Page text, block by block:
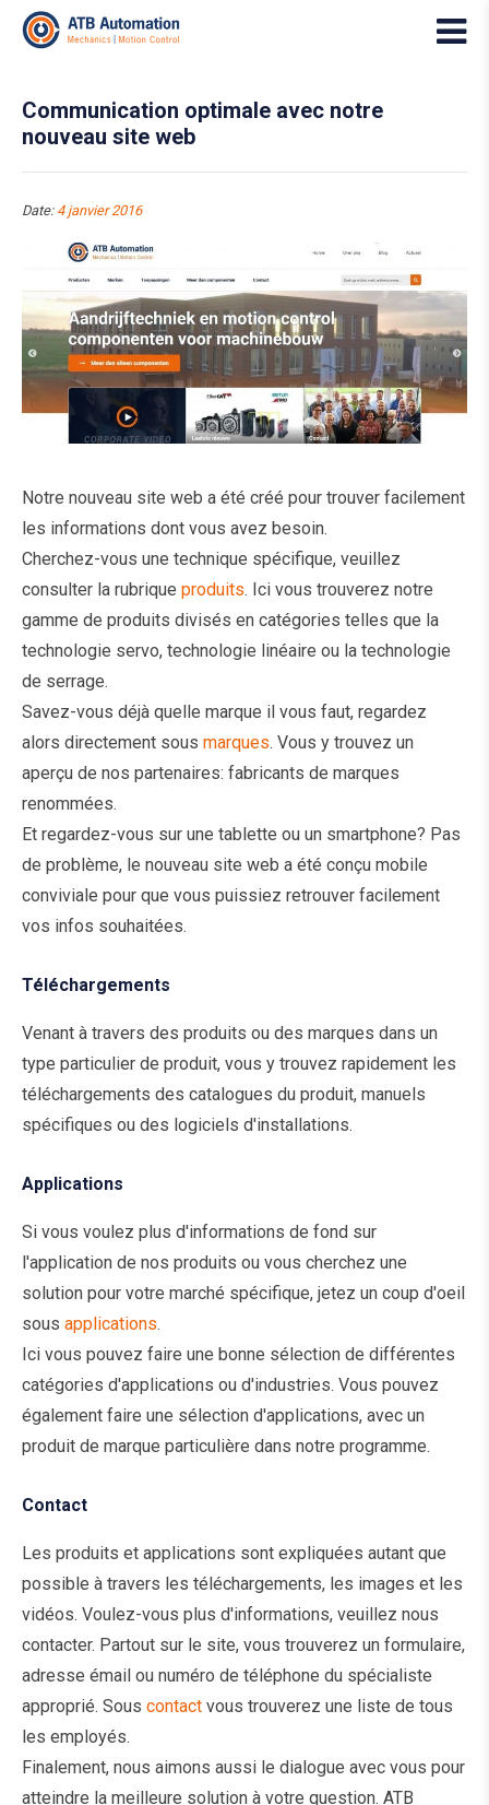
Communication optimale avec notre
nouveau site web
Date: 4 janvier 2016
Notre nouveau site web a été créé pour trouver facilement
les informations dont vous avez besoin.
Cherchez-vous une technique spécifique, veuillez
consulter la rubrique produits. Ici vous trouverez notre
gamme de produits divisés en catégories telles que la
technologie servo, technologie linéaire ou la technologie
de serrage.
Savez-vous déjà quelle marque il vous faut, regardez
alors directement sous marques. Vous y trouvez un
aperçu de nos partenaires: fabricants de marques
renommées.
Et regardez-vous sur une tablette ou un smartphone? Pas
de problème, le nouveau site web a été conçu mobile
conviviale pour que vous puissiez retrouver facilement
vos infos souhaitées.
Téléchargements
Venant à travers des produits ou des marques dans un
type particulier de produit, vous y trouvez rapidement les
téléchargements des catalogues du produit, manuels
spécifiques ou des logiciels d'installations.
Applications
Si vous voulez plus d'informations de fond sur
l'application de nos produits ou vous cherchez une
solution pour votre marché spécifique, jetez un coup d'oeil
sous applications.
Ici vous pouvez faire une bonne sélection de différentes
catégories d'applications ou d'industries. Vous pouvez
également faire une sélection d'applications, avec un
produit de marque particulière dans notre programme.
Contact
Les produits et applications sont expliquées autant que
possible à travers les téléchargements, les images et les
vidéos. Voulez-vous plus d'informations, veuillez nous
contacter. Partout sur le site, vous trouverez un formulaire,
adresse émail ou numéro de téléphone du spécialiste
approprié. Sous contact vous trouverez une liste de tous
les employés.
Finalement, nous aimons aussi le dialogue avec vous pour
atteindre la meilleure solution à votre question. ATB